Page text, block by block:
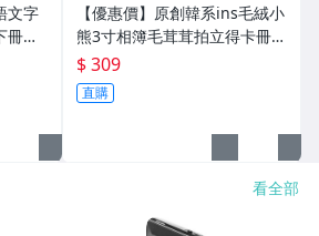
文字
冊同
體
中
【優惠價】原創韓系ins毛絨小
熊3寸相簿毛茸茸拍立得卡冊專
輯小卡追星收納冊
$ 309
直購
看全部